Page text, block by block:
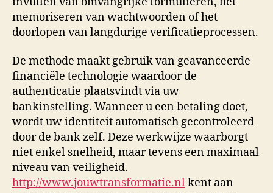
memoriseren van wachtwoorden of het
doorlopen van langdurige verificatieprocessen.
De methode maakt gebruik van geavanceerde
financiële technologie waardoor de
authenticatie plaatsvindt via uw
bankinstelling. Wanneer u een betaling doet,
wordt uw identiteit automatisch gecontroleerd
door de bank zelf. Deze werkwijze waarborgt
niet enkel snelheid, maar tevens een maximaal
niveau van veiligheid.
http://www.jouwtransformatie.nlkent aan